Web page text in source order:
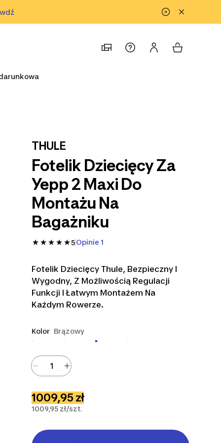
THULE
Fotelik Dziecięcy Za
Yepp 2 Maxi Do
Montażu Na
Bagażniku
5Opinie 1
Fotelik Dziecięcy Thule, Bezpieczny I
Wygodny, Z Możliwością Regulacji
Funkcji I Łatwym Montażem Na
Każdym Rowerze.
Kolor Brązowy
1009,95 zł
1009,95 zł/szt.